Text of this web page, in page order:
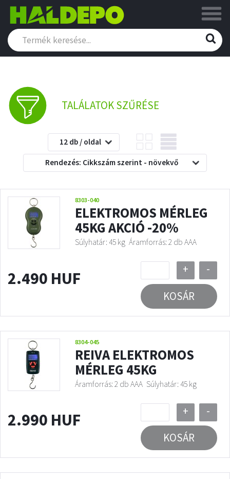
TALÁLATOK SZŰRÉSE
12 db / oldal
Rendezés: Cikkszám szerint - növekvő
8303-040
ELEKTROMOS MÉRLEG
45KG AKCIÓ -20%
Súlyhatár: 45 kg Áramforrás: 2 db AAA
2.490 HUF +
-
KOSÁR
8304-045
REIVA ELEKTROMOS
MÉRLEG 45KG
Áramforrás: 2 db AAA Súlyhatár: 45 kg
2.990 HUF +
-
KOSÁR